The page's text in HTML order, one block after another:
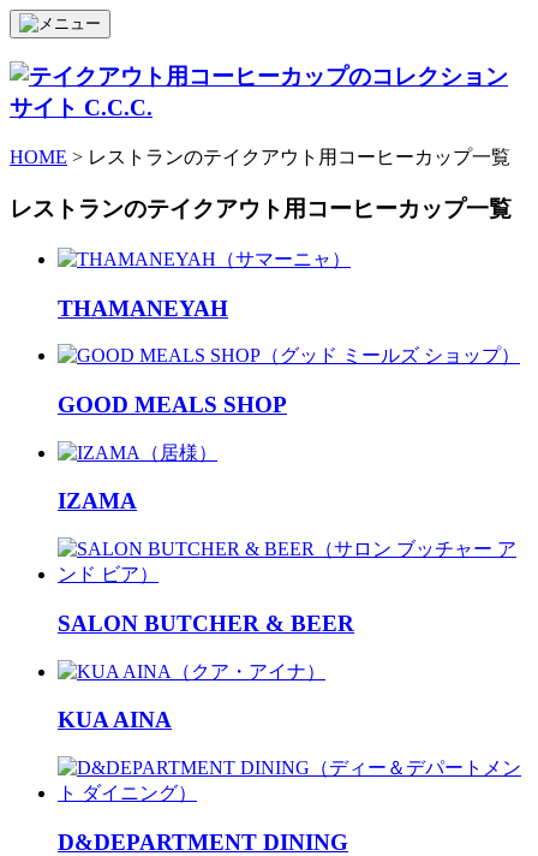
HOME > レストランのテイクアウト用コーヒーカップ一覧
レストランのテイクアウト用コーヒーカップ一覧
THAMANEYAH
GOOD MEALS SHOP
IZAMA
SALON BUTCHER & BEER
KUA AINA
D&DEPARTMENT DINING